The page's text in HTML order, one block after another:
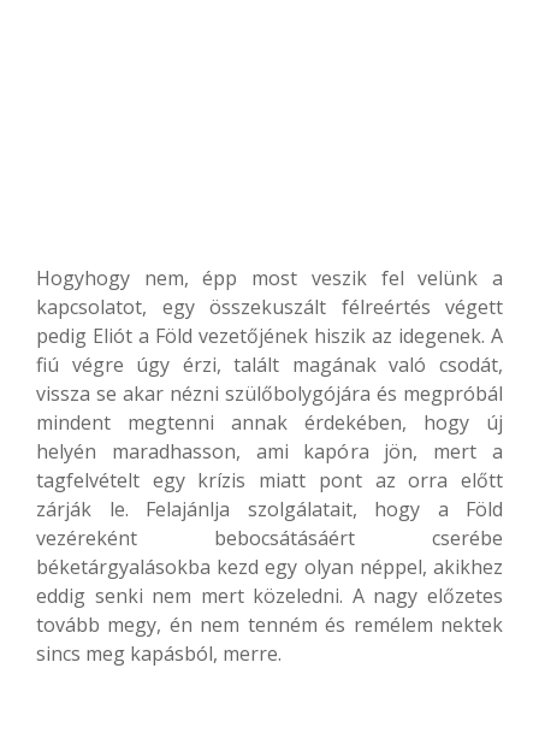
Hogyhogy nem, épp most veszik fel velünk a
kapcsolatot, egy összekuszált félreértés végett
pedig Eliót a Föld vezetőjének hiszik az idegenek. A
fiú végre úgy érzi, talált magának való csodát,
vissza se akar nézni szülőbolygójára és megpróbál
mindent megtenni annak érdekében, hogy új
helyén maradhasson, ami kapóra jön, mert a
tagfelvételt egy krízis miatt pont az orra előtt
zárják le. Felajánlja szolgálatait, hogy a Föld
vezéreként bebocsátásáért cserébe
béketárgyalásokba kezd egy olyan néppel, akikhez
eddig senki nem mert közeledni. A nagy előzetes
tovább megy, én nem tenném és remélem nektek
sincs meg kapásból, merre.